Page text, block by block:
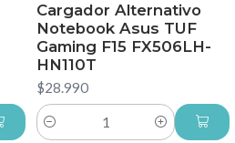
Cargador Alternativo
Notebook Asus TUF
Gaming F15 FX506LH-
HN110T
$28.990
Cantidad